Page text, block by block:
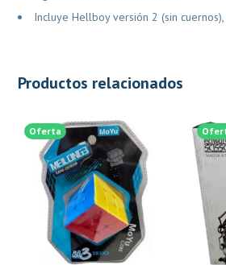
Incluye Hellboy versión 2 (sin cuernos),
Productos relacionados
Oferta